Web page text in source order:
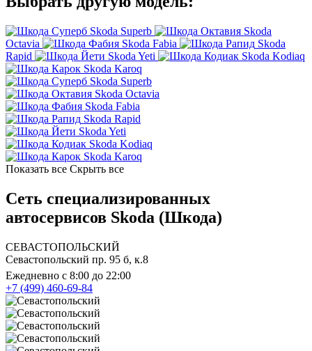
Skoda Superb
Skoda
Octavia
Skoda Fabia
Skoda
Rapid
Skoda Yeti
Skoda Kodiaq
Skoda Karoq
Skoda Superb
Skoda Octavia
Skoda Fabia
Skoda Rapid
Skoda Yeti
Skoda Kodiaq
Skoda Karoq
Показать все Скрыть все
Сеть специализированных
автосервисов Skoda (Шкода)
СЕВАСТОПОЛЬСКИЙ
Севастопольский пр. 95 б, к.8
Ежедневно с 8:00 до 22:00
+7 (499) 460-69-84